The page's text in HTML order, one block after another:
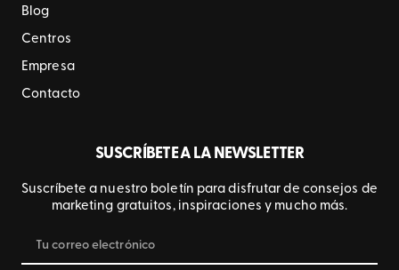
Blog
Centros
Empresa
Contacto
SUSCRÍBETE A LA NEWSLETTER
Suscríbete a nuestro boletín para disfrutar de consejos de
marketing gratuitos, inspiraciones y mucho más.